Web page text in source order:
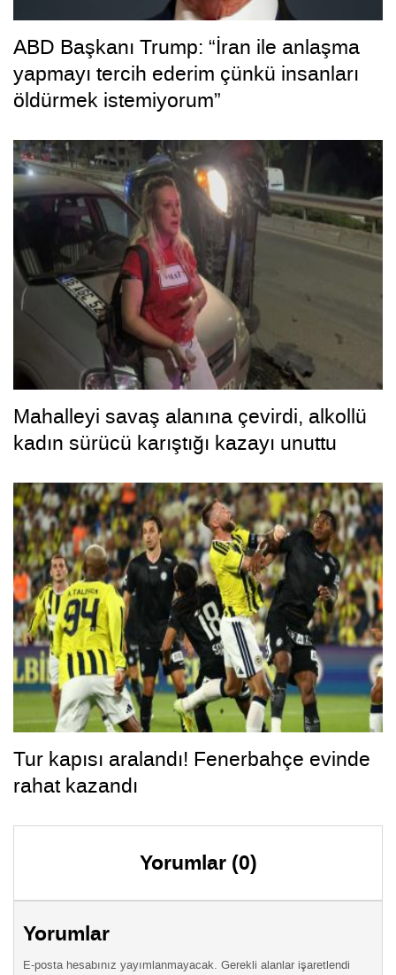
ABD Başkanı Trump: “İran ile anlaşma
yapmayı tercih ederim çünkü insanları
öldürmek istemiyorum”
Mahalleyi savaş alanına çevirdi, alkollü
kadın sürücü karıştığı kazayı unuttu
Tur kapısı aralandı! Fenerbahçe evinde
rahat kazandı
Yorumlar (0)
Yorumlar
E-posta hesabınız yayımlanmayacak. Gerekli alanlar işaretlendi